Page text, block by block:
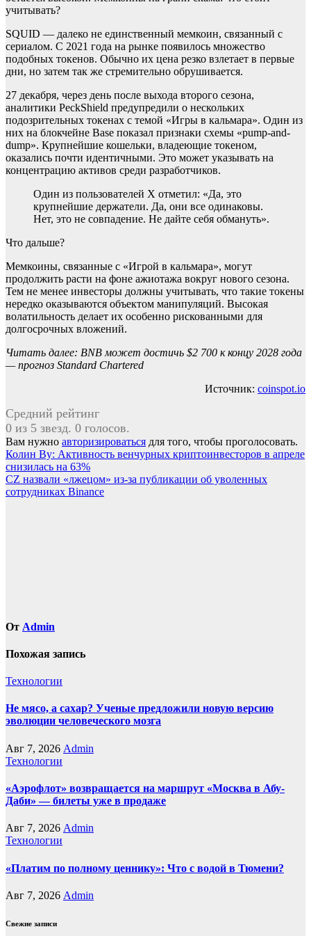
учитывать?
SQUID — далеко не единственный мемкоин, связанный с
сериалом. С 2021 года на рынке появилось множество
подобных токенов. Обычно их цена резко взлетает в первые
дни, но затем так же стремительно обрушивается.
27 декабря, через день после выхода второго сезона,
аналитики PeckShield предупредили о нескольких
подозрительных токенах с темой «Игры в кальмара». Один из
них на блокчейне Base показал признаки схемы «pump-and-
dump». Крупнейшие кошельки, владеющие токеном,
оказались почти идентичными. Это может указывать на
концентрацию активов среди разработчиков.
Один из пользователей X отметил: «Да, это
крупнейшие держатели. Да, они все одинаковы.
Нет, это не совпадение. Не дайте себя обмануть».
Что дальше?
Мемкоины, связанные с «Игрой в кальмара», могут
продолжить расти на фоне ажиотажа вокруг нового сезона.
Тем не менее инвесторы должны учитывать, что такие токены
нередко оказываются объектом манипуляций. Высокая
волатильность делает их особенно рискованными для
долгосрочных вложений.
Читать далее: BNB может достичь $2 700 к концу 2028 года
— прогноз Standard Chartered
Источник: coinspot.io
Средний рейтинг
0 из 5 звезд. 0 голосов.
Вам нужно авторизироваться для того, чтобы проголосовать.
Навигация
по
записям
Колин Ву: Активность венчурных криптоинвесторов в апреле
снизилась на 63%
CZ назвали «лжецом» из-за публикации об уволенных
сотрудниках Binance
От Admin
Похожая запись
Технологии
Не мясо, а сахар? Ученые предложили новую версию
эволюции человеческого мозга
Авг 7, 2026 Admin
Технологии
«Аэрофлот» возвращается на маршрут «Москва в Абу-
Даби» — билеты уже в продаже
Авг 7, 2026 Admin
Технологии
«Платим по полному ценнику»: Что с водой в Тюмени?
Авг 7, 2026 Admin
Свежие записи